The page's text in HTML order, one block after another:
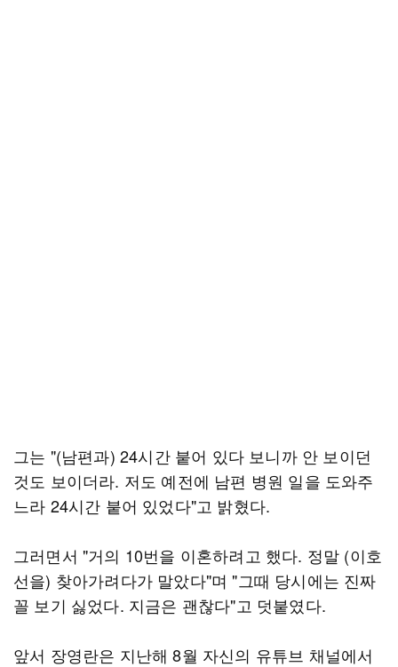
그는 "(남편과) 24시간 붙어 있다 보니까 안 보이던
것도 보이더라. 저도 예전에 남편 병원 일을 도와주
느라 24시간 붙어 있었다"고 밝혔다.
그러면서 "거의 10번을 이혼하려고 했다. 정말 (이호
선을) 찾아가려다가 말았다"며 "그때 당시에는 진짜
꼴 보기 싫었다. 지금은 괜찮다"고 덧붙였다.
앞서 장영란은 지난해 8월 자신의 유튜브 채널에서